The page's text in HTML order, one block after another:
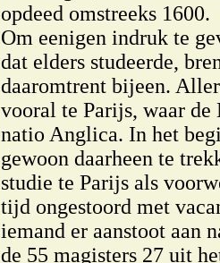
opdeed omstreeks 1600.
Om eenigen indruk te
dat elders studeerde,
daaromtrent bijeen.
vooral te Parijs, waar de
natio Anglica. In het
gewoon daarheen te
studie te Parijs als
tijd ongestoord met
iemand er aanstoot aan
de 55 magisters 27 uit